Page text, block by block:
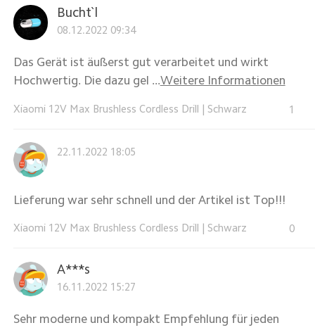
Bucht`l
08.12.2022 09:34
Das Gerät ist äußerst gut verarbeitet und wirkt
Hochwertig. Die dazu gel ...Weitere Informationen
Xiaomi 12V Max Brushless Cordless Drill Schwarz 1
22.11.2022 18:05
Lieferung war sehr schnell und der Artikel ist Top!!!
Xiaomi 12V Max Brushless Cordless Drill Schwarz 0
A***s
16.11.2022 15:27
Sehr moderne und kompakt Empfehlung für jeden